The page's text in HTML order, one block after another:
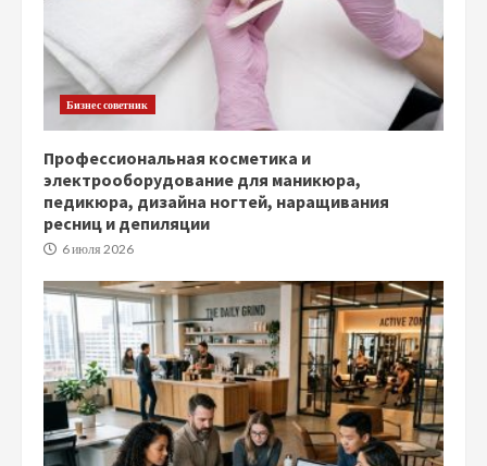
Бизнес советник
Профессиональная косметика и
электрооборудование для маникюра,
педикюра, дизайна ногтей, наращивания
ресниц и депиляции
6 июля 2026